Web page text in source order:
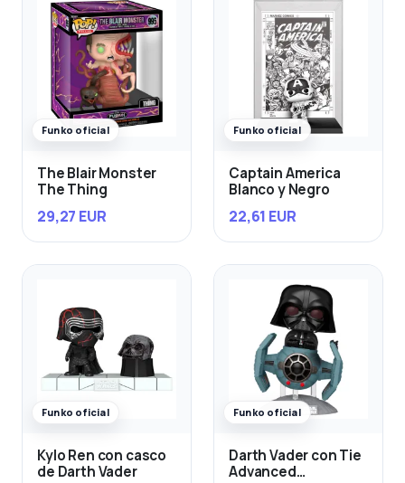
Funko oficial
The Blair Monster
The Thing
29,27 EUR
Funko oficial
Captain America
Blanco y Negro
22,61 EUR
Funko oficial
Kylo Ren con casco
de Darth Vader
Funko oficial
Darth Vader con Tie
Advanced